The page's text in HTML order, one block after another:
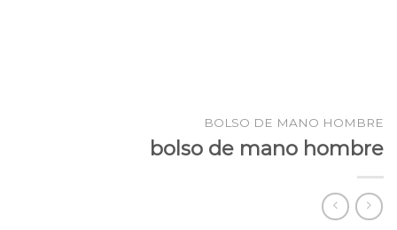
BOLSO DE MANO HOMBRE
bolso de mano hombre